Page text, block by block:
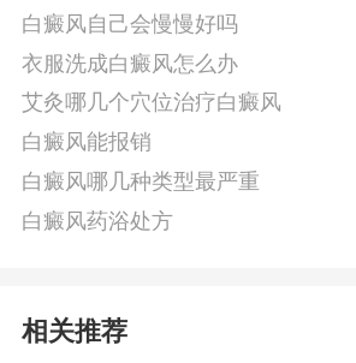
白癜风自己会慢慢好吗
衣服洗成白癜风怎么办
艾灸哪几个穴位治疗白癜风
白癜风能报销
白癜风哪几种类型最严重
白癜风药浴处方
相关推荐